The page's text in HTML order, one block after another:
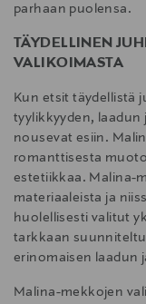
parhaan puolensa.
TÄYDELLINEN
VALIKOIMASTA
Kun etsit täydellistä
tyylikkyyden,
nousevat esiin.
romanttisesta
estetiikkaa. Malina-
materiaaleista ja
huolellisesti valitut
tarkkaan
erinomaisen laadun
Malina-mekkojen